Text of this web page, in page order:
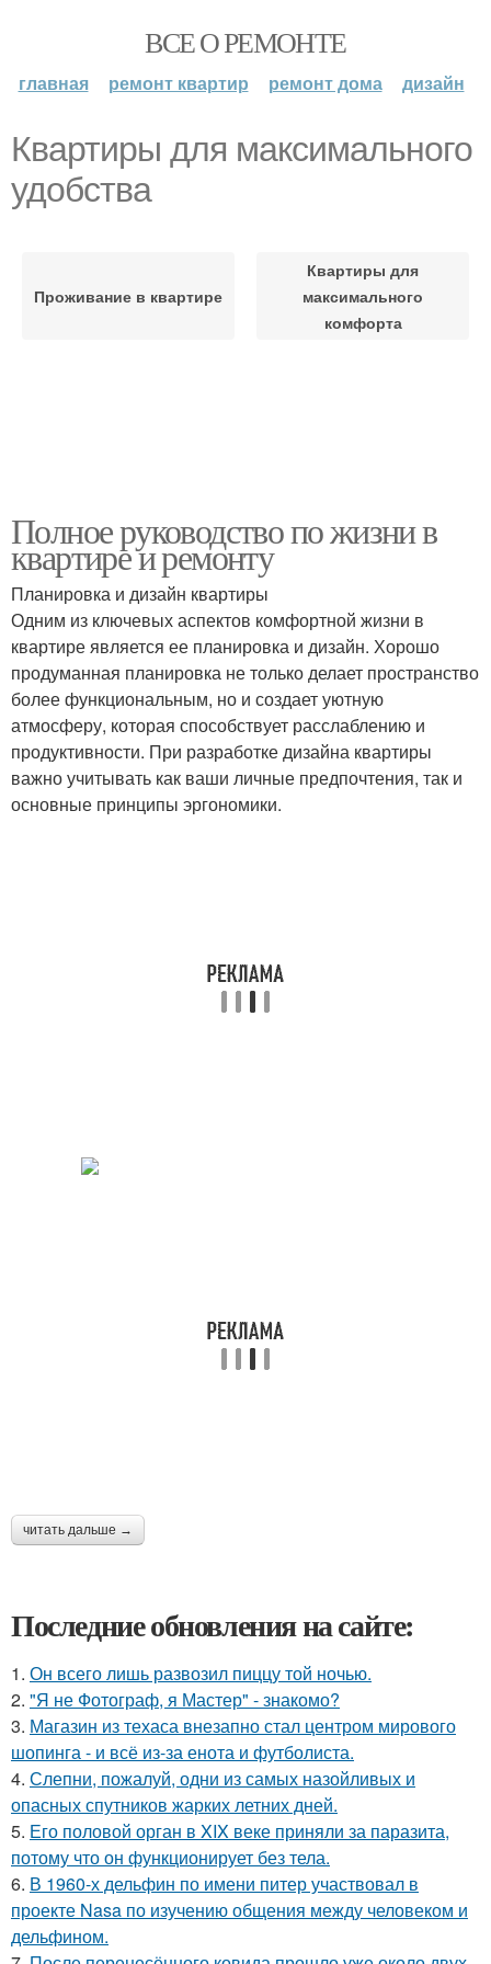
ВСЕ О РЕМОНТЕ
главная ремонт квартир ремонт дома дизайн
Квартиры для максимального
удобства
Проживание в квартире
Квартиры для
максимального
комфорта
Полное руководство по жизни в
квартире и ремонту
Планировка и дизайн квартиры
Одним из ключевых аспектов комфортной жизни в
квартире является ее планировка и дизайн. Хорошо
продуманная планировка не только делает пространство
более функциональным, но и создает уютную
атмосферу, которая способствует расслаблению и
продуктивности. При разработке дизайна квартиры
важно учитывать как ваши личные предпочтения, так и
основные принципы эргономики.
читать дальше →
Последние обновления на сайте:
1. Он всего лишь развозил пиццу той ночью.
2. "Я не Фотограф, я Мастер" - знакомо?
3. Магазин из техаса внезапно стал центром мирового
шопинга - и всё из-за енота и футболиста.
4. Слепни, пожалуй, одни из самых назойливых и
опасных спутников жарких летних дней.
5. Его половой орган в XIX веке приняли за паразита,
потому что он функционирует без тела.
6. В 1960-х дельфин по имени питер участвовал в
проекте Nasa по изучению общения между человеком и
дельфином.